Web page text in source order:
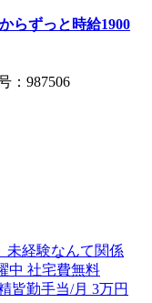
らずっと時給1900
：987506